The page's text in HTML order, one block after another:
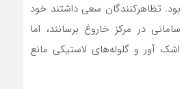
تظاهرکنندگان سعی داشتند خود
در مرکز خاروغ برسانند، اما
اشک آور و گلوله‌های لاستیکی مانع